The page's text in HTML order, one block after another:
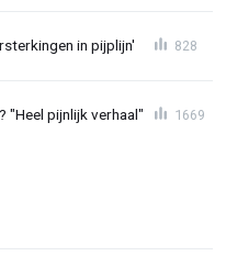
in pijplijn' 828
"Heel pijnlijk verhaal" 1669